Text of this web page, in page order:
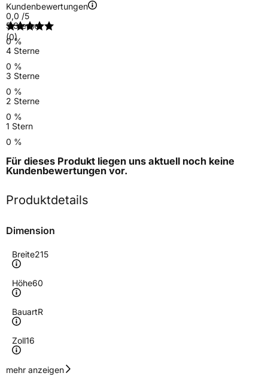
Kundenbewertungen
0,0 /5
(0)
5 Sterne
0 %
4 Sterne
0 %
3 Sterne
0 %
2 Sterne
0 %
1 Stern
0 %
Für dieses Produkt liegen uns aktuell noch keine
Kundenbewertungen vor.
Produktdetails
Dimension
Breite215
Höhe60
BauartR
Zoll16
Geschwindigkeitsindex
mehr anzeigen